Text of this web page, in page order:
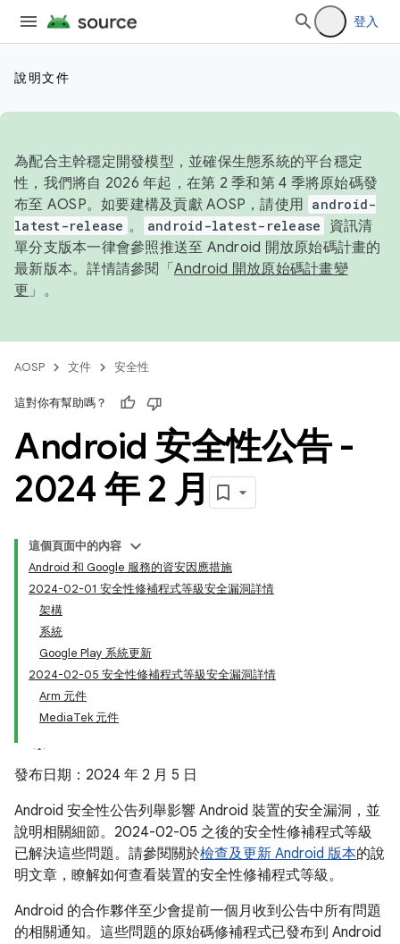
登入
說明文件
為配合主幹穩定開發模型，並確保生態系統的平台穩定
性，我們將自 2026 年起，在第 2 季和第 4 季將原始碼發
布至 AOSP。如要建構及貢獻 AOSP，請使用 android-
latest-release 。 android-latest-release
資訊清
單分支版本一律會參照推送至 Android 開放原始碼計畫的
最新版本。詳情請參閱「 Android 開放原始碼計畫變
更 」。
AOSP 文件 安全性
這對你有幫助嗎？
Android 安全性公告 -
2024 年 2 月
這個頁面中的內容
Android 和 Google 服務的資安因應措施
2024-02-01 安全性修補程式等級安全漏洞詳情
架構
系統
Google Play 系統更新
2024-02-05 安全性修補程式等級安全漏洞詳情
Arm 元件
MediaTek 元件
發布日期：2024 年 2 月 5 日
Android 安全性公告列舉影響 Android 裝置的安全漏洞，並
說明相關細節。2024-02-05 之後的安全性修補程式等級
已解決這些問題。請參閱關於檢查及更新 Android 版本的說
明文章，瞭解如何查看裝置的安全性修補程式等級。
Android 的合作夥伴至少會提前一個月收到公告中所有問題
的相關通知。這些問題的原始碼修補程式已發布到 Android